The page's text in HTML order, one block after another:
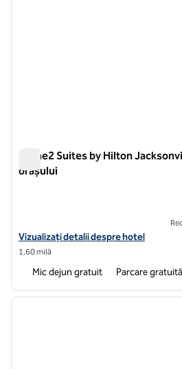
Home2 Suites by Hilton
orașului
Vizualizați detaliile hotelului pentru
Vizualizați detalii despre hotel
1,60 milă
Mic dejun gratuit Parcare gratuită
1 din 12